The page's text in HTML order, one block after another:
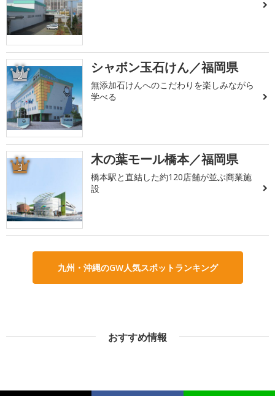
2 シャボン玉石けん／福岡県
無添加石けんへのこだわりを楽しみながら
学べる
3 木の葉モール橋本／福岡県
橋本駅と直結した約120店舗が並ぶ商業施
設
九州・沖縄のGW人気スポットランキング
おすすめ情報